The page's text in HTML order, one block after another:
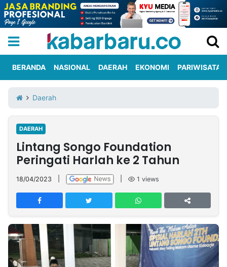
Iklan
Berita
Kami
Nasional
International
Olahraga
Entertainment
Daerah
Pariwisata
Kuliner
Kolom
Network
PT
TREETAN
MULTIMEDIA
INDONESIA
BERANDA NASIONAL DAERAH EKONOMI PARIWISATA
Daerah
DAERAH
Lintang Songo Foundation
Peringati Harlah ke 2 Tahun
18/04/2023 1 views